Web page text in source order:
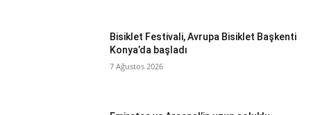
Bisiklet Festivali, Avrupa Bisiklet Başkenti
Konya’da başladı
7 Ağustos 2026